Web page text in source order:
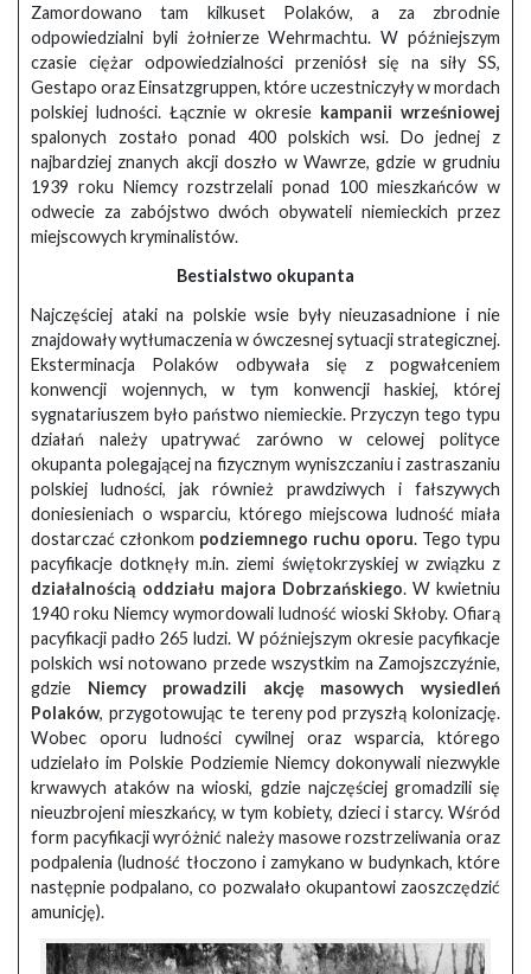
Zamordowano tam kilkuset Polaków, a za zbrodnie
odpowiedzialni byli żołnierze Wehrmachtu. W późniejszym
czasie ciężar odpowiedzialności przeniósł się na siły SS,
Gestapo oraz Einsatzgruppen, które uczestniczyły w mordach
polskiej ludności. Łącznie w okresie kampanii wrześniowej
spalonych zostało ponad 400 polskich wsi. Do jednej z
najbardziej znanych akcji doszło w Wawrze, gdzie w grudniu
1939 roku Niemcy rozstrzelali ponad 100 mieszkańców w
odwecie za zabójstwo dwóch obywateli niemieckich przez
miejscowych kryminalistów.
Bestialstwo okupanta
Najczęściej ataki na polskie wsie były nieuzasadnione i nie
znajdowały wytłumaczenia w ówczesnej sytuacji strategicznej.
Eksterminacja Polaków odbywała się z pogwałceniem
konwencji wojennych, w tym konwencji haskiej, której
sygnatariuszem było państwo niemieckie. Przyczyn tego typu
działań należy upatrywać zarówno w celowej polityce
okupanta polegającej na fizycznym wyniszczaniu i zastraszaniu
polskiej ludności, jak również prawdziwych i fałszywych
doniesieniach o wsparciu, którego miejscowa ludność miała
dostarczać członkom podziemnego ruchu oporu. Tego typu
pacyfikacje dotknęły m.in. ziemi świętokrzyskiej w związku z
działalnością oddziału majora Dobrzańskiego. W kwietniu
1940 roku Niemcy wymordowali ludność wioski Skłoby. Ofiarą
pacyfikacji padło 265 ludzi. W późniejszym okresie pacyfikacje
polskich wsi notowano przede wszystkim na Zamojszczyźnie,
gdzie Niemcy prowadzili akcję masowych wysiedleń
Polaków, przygotowując te tereny pod przyszłą kolonizację.
Wobec oporu ludności cywilnej oraz wsparcia, którego
udzielało im Polskie Podziemie Niemcy dokonywali niezwykle
krwawych ataków na wioski, gdzie najczęściej gromadzili się
nieuzbrojeni mieszkańcy, w tym kobiety, dzieci i starcy. Wśród
form pacyfikacji wyróżnić należy masowe rozstrzeliwania oraz
podpalenia (ludność tłoczono i zamykano w budynkach, które
następnie podpalano, co pozwalało okupantowi zaoszczędzić
amunicję).